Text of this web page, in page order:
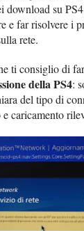
download su
e far risolvere i
rete.
ti consiglio di
della PS4:
del tipo di
caricamento